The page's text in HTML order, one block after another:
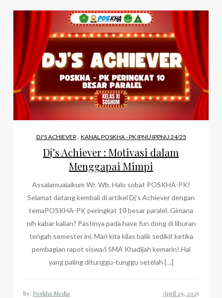
DJ'S ACHIEVER , KANAL POSKHA - PK IPNU IPPNU 24/25
Dj’s Achiever : Motivasi dalam
Menggapai Mimpi
Assalamualaikum Wr. Wb. Halo sobat POSKHA-PK!
Selamat datang kembali di artikel Dj’s Achiever dengan
temaPOSKHA-PK peringkat 10 besar paralel. Gimana
nih kabar kalian? Pastinya pada have fun dong di liburan
tengah semester ini. Mari kita kilas balik sedikit ketika
pembagian rapot siswa/i SMA Khadijah kemarin! Hal
yang paling ditunggu-tunggu setelah […]
by: Poskha Media